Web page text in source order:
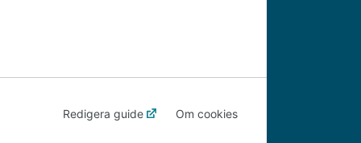
Redigera guide Om cookies